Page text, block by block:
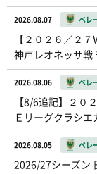
2026.08.07 ベレ
【２０２６／２
神戸レオネッサ戦
2026.08.06 ベレ
【8/6追記】２０
Ｅリーグクラシ
2026.08.05 ベレ
2026/27シーズン